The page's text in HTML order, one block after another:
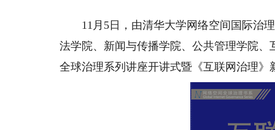
11月5日，由清华大学网络空间国际治理
法学院、新闻与传播学院、公共管理学院
全球治理系列讲座开讲式暨《互联网治理》